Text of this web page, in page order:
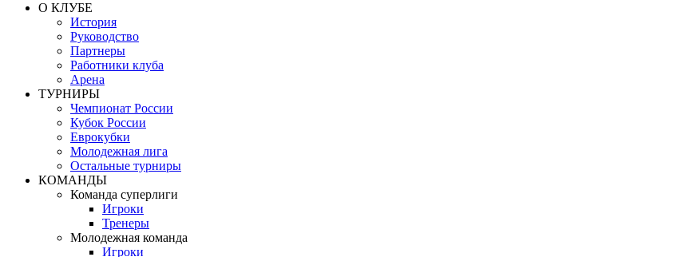
О КЛУБЕ
История
Руководство
Партнеры
Работники клуба
Арена
ТУРНИРЫ
Чемпионат России
Кубок России
Еврокубки
Молодежная лига
Остальные турниры
КОМАНДЫ
Команда суперлиги
Игроки
Тренеры
Молодежная команда
Игроки